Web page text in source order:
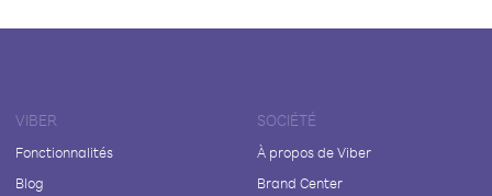
VIBER
Fonctionnalités
Blog
SOCIÉTÉ
À propos de Viber
Brand Center